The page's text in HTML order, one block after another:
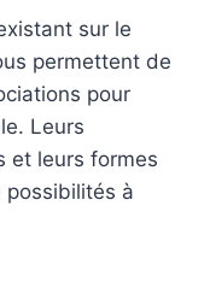
sur le
permettent de
pour
Leurs
et leurs formes
à